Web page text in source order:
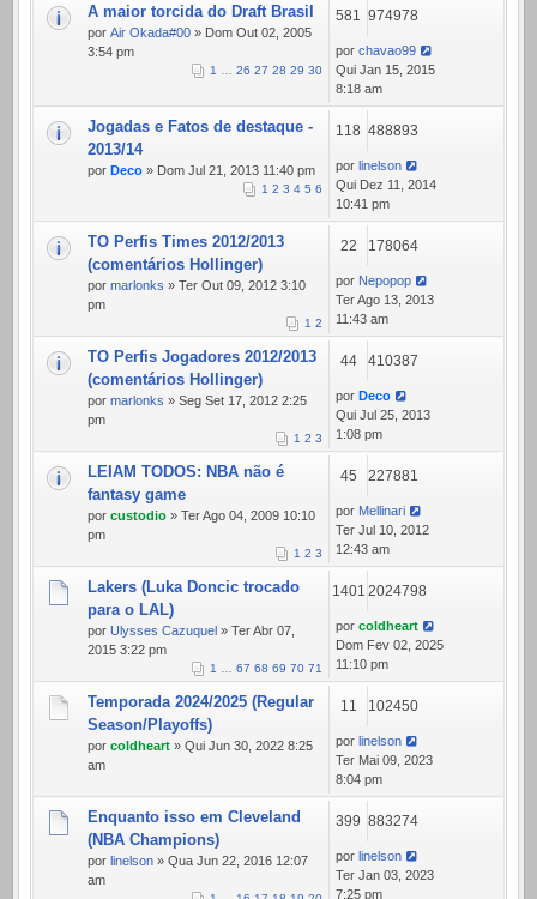
A maior torcida do Draft Brasil
por Air Okada#00 » Dom Out 02, 2005
3:54 pm
1 26 27 28 29 30
581 974978
por chavao99
Qui Jan 15, 2015
8:18 am
Jogadas e Fatos de destaque -
2013/14
por Deco » Dom Jul 21, 2013 11:40 pm
1 2 3 4 5 6
118 488893
por linelson
Qui Dez 11, 2014
10:41 pm
TO Perfis Times 2012/2013
(comentários Hollinger)
por marlonks » Ter Out 09, 2012 3:10
pm
1 2
22 178064
por Nepopop
Ter Ago 13, 2013
11:43 am
TO Perfis Jogadores 2012/2013
(comentários Hollinger)
por marlonks » Seg Set 17, 2012 2:25
pm
1 2 3
44 410387
por Deco
Qui Jul 25, 2013
1:08 pm
LEIAM TODOS: NBA não é
fantasy game
por custodio » Ter Ago 04, 2009 10:10
pm
1 2 3
45 227881
por Mellinari
Ter Jul 10, 2012
12:43 am
Lakers (Luka Doncic trocado
para o LAL)
por Ulysses Cazuquel » Ter Abr 07,
2015 3:22 pm
1 67 68 69 70 71
1401 2024798
por coldheart
Dom Fev 02, 2025
11:10 pm
Temporada 2024/2025 (Regular
Season/Playoffs)
por coldheart » Qui Jun 30, 2022 8:25
am
11 102450
por linelson
Ter Mai 09, 2023
8:04 pm
Enquanto isso em Cleveland
(NBA Champions)
por linelson » Qua Jun 22, 2016 12:07
am
399 883274
por linelson
Ter Jan 03, 2023
7:25 pm